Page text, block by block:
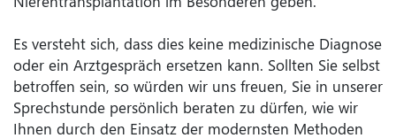
Es versteht sich, dass dies keine medizinische Diagnose
oder ein Arztgespräch ersetzen kann. Sollten Sie selbst
betroffen sein, so würden wir uns freuen, Sie in unserer
Sprechstunde persönlich beraten zu dürfen, wie wir
Ihnen durch den Einsatz der modernsten Methoden